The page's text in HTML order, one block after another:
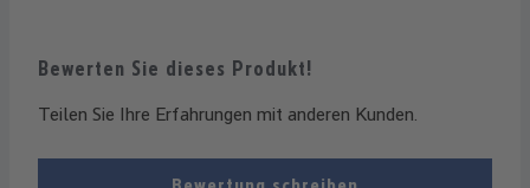
Bewerten Sie dieses Produkt!
Teilen Sie Ihre Erfahrungen mit anderen Kunden.